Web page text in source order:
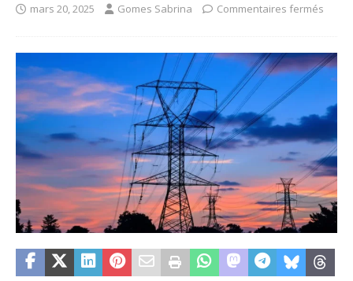
mars 20, 2025 Gomes Sabrina Commentaires fermés